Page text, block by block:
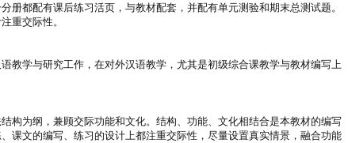
册都配有课后练习活页，与教材配套，并配有单元测验和期末总测试题。
重交际性。
教学与研究工作，在对外汉语教学，尤其是初级综合课教学与教材编写上
构为纲，兼顾交际功能和文化。结构、功能、文化相结合是本教材的编写
课文的编写、练习的设计上都注重交际性，尽量设置真实情景，融合功能